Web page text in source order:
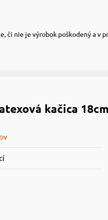
či nie je výrobok poškodený a
kačica